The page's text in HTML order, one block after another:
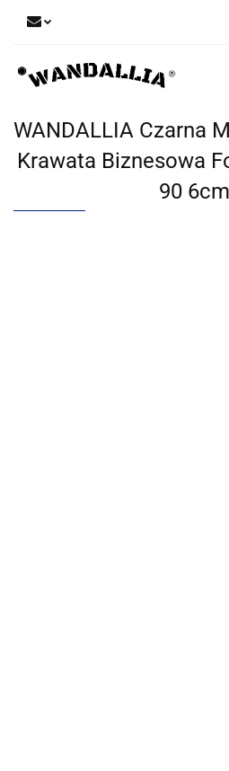
WANDALLIA Czarna
Krawata Biznesowa
90 6cm